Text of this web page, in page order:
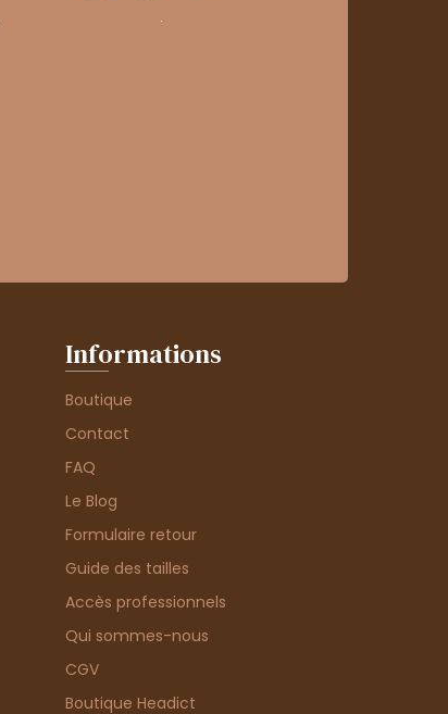
.
Informations
Boutique
Contact
FAQ
Le Blog
Formulaire retour
Guide des tailles
Accès professionnels
Qui sommes-nous
CGV
Boutique Headict